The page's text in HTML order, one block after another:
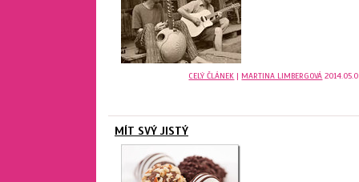
CELÝ ČLÁNEK | MARTINA LIMBERGOVÁ
MÍT SVÝ JISTÝ